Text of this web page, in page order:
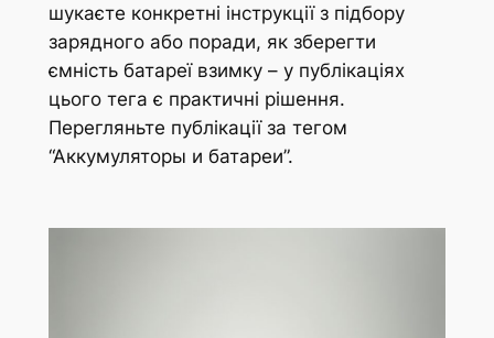
шукаєте конкретні інструкції з підбору
зарядного або поради, як зберегти
ємність батареї взимку – у публікаціях
цього тега є практичні рішення.
Перегляньте публікації за тегом
“Аккумуляторы и батареи”.